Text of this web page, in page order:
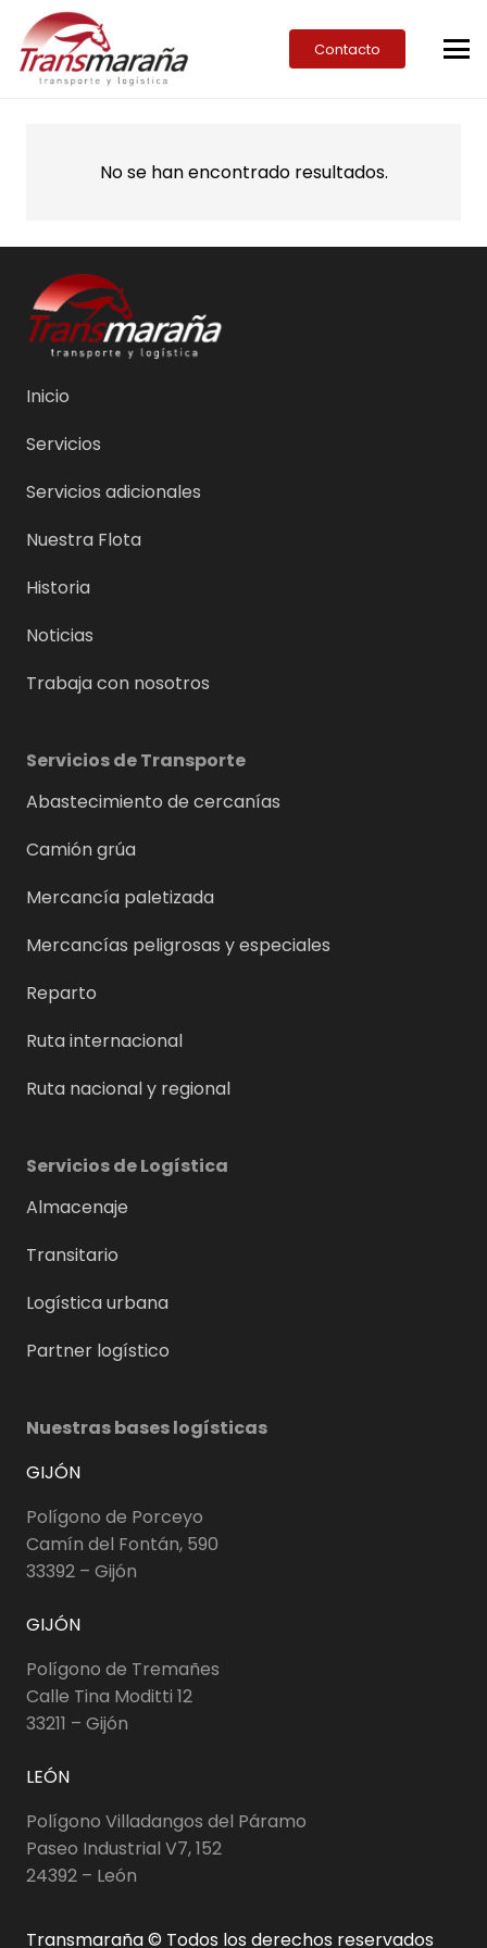
Contacto
No se han encontrado resultados.
Inicio
Servicios
Servicios adicionales
Nuestra Flota
Historia
Noticias
Trabaja con nosotros
Servicios de Transporte
Abastecimiento de cercanías
Camión grúa
Mercancía paletizada
Mercancías peligrosas y especiales
Reparto
Ruta internacional
Ruta nacional y regional
Servicios de Logística
Almacenaje
Transitario
Logística urbana
Partner logístico
Nuestras bases logísticas
GIJÓN
Polígono de Porceyo
Camín del Fontán, 590
33392 – Gijón
GIJÓN
Polígono de Tremañes
Calle Tina Moditti 12
33211 – Gijón
LEÓN
Polígono Villadangos del Páramo
Paseo Industrial V7, 152
24392 – León
Transmaraña © Todos los derechos reservados